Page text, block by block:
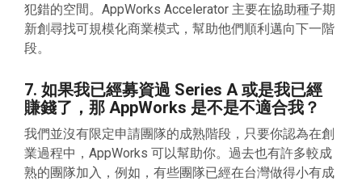
犯錯的空間。AppWorks Accelerator 主要在協助種子期
新創尋找可規模化商業模式，幫助他們順利邁向下一階
段。
7. 如果我已經募資過 Series A 或是我已經
賺錢了，那 AppWorks 是不是不適合我？
我們並沒有限定申請團隊的成熟階段，只要你認為在創
業過程中，AppWorks 可以幫助你。過去也有許多較成
熟的團隊加入，例如，有些團隊已經在台灣做得小有成